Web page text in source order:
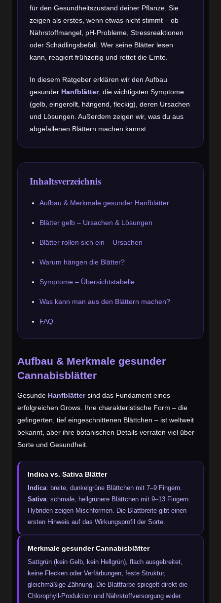
für den Gesundheitszustand deiner Pflanze. Sie
zeigen als erstes, wenn etwas nicht stimmt – ob
Nährstoffmangel, pH-Probleme, Stressreaktionen
oder Schädlingsbefall. Wer seine Blätter lesen
kann, reagiert frühzeitig und rettet die Ernte.
In diesem Ratgeber erklären wir den Aufbau
gesunder Hanfblätter, die wichtigsten Symptome
(gelb, eingerollt, hängend, fleckig), deren Ursachen
und Lösungen. Außerdem zeigen wir, was du aus
abgefallenen Blättern machen kannst.
Inhaltsverzeichnis
Aufbau & Merkmale gesunder Hanfblätter
Blätter gelb – Ursachen & Lösungen
Blätter rollen sich ein – Ursachen
Warum hängen die Blätter?
Symptome – Übersichtstabelle
Was kann man aus den Blättern machen?
FAQ
Aufbau & Merkmale gesunder
Cannabisblätter
Gesunde Hanfblättersind das Fundament eines
erfolgreichen Grows. Ihre charakteristische Form – die
gefingerten, tief eingeschnittenen Blättchen – ist weltweit
bekannt, aber ihre botanischen Details verraten viel über
Sorte und Gesundheit.
Indica vs. Sativa Blätter
Indica: breite, dunkelgrüne Blättchen mit 7–9 Fingern.
Sativa: schmale, hellgrünere Blättchen mit 9–13 Fingern.
Hybriden zeigen Mischformen. Die Blattbreite gibt einen
ersten Hinweis auf das Wirkungsprofil der Sorte.
Merkmale gesunder Cannabisblätter
Sattgrün (kein Gelb, kein Hellgrün), flach ausgebreitet,
keine Flecken oder Verfärbungen, feste Struktur,
gleichmäßige Zähnung. Die Blattfarbe spiegelt direkt die
Chlorophyll-Produktion und Nährstoffversorgung wider.